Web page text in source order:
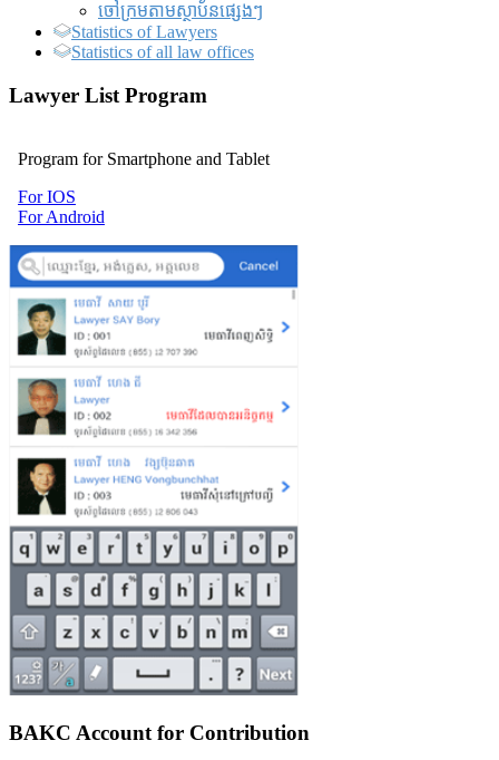
ចៅក្រមតាមស្ថាប័នផ្សេងៗ
Statistics of Lawyers
Statistics of all law offices
Lawyer List Program
Program for Smartphone and Tablet
For IOS
For Android
BAKC Account for Contribution